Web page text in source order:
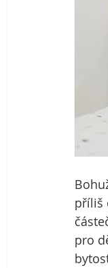
příliš
pro